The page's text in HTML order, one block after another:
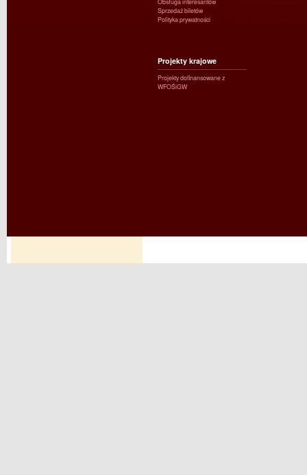
Sprzedaż biletów
Polityka prywatności
Projekty krajowe
Projekty dofinansowane z
WFOŚiGW